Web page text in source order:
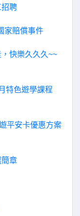
聘
家賠償事件
快樂久久久~~
特色遊學課程
平安卡優惠方案
章